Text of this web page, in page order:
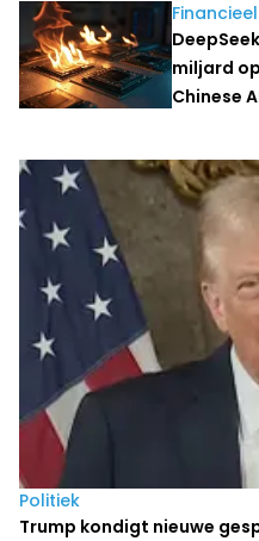
Financieel
miljard
Chinese
Laatste nieuws
Politiek
Trump kondigt nieuwe